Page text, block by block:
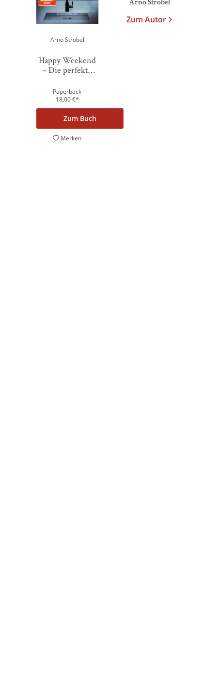
The website owner needs to setup the site
with their CMP to add this content to the list
of technologies used.
Usercentrics Consent Management
Arno Strobel
Happy Weekend
– Die perfekte
Paperback
18,00€*
Zum Buch
Merken
Arno Strobel
Zum Autor